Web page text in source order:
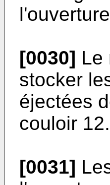
[0030] Le
stocker
éjectées
couloir 12.
[0031]